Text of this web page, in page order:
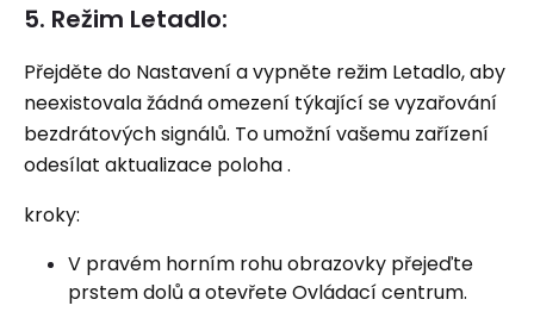
5. Režim Letadlo:
Přejděte do Nastavení a vypněte režim Letadlo, aby
neexistovala žádná omezení týkající se vyzařování
bezdrátových signálů. To umožní vašemu zařízení
odesílat aktualizace poloha .
kroky:
V pravém horním rohu obrazovky přejeďte
prstem dolů a otevřete Ovládací centrum.